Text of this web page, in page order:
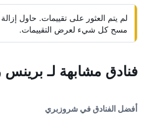
لم يتم العثور على تقييمات. حاول
مسح كل شيء لعرض التقييمات.
فنادق مشابهة لـ
أفضل الفنادق في شروزبري